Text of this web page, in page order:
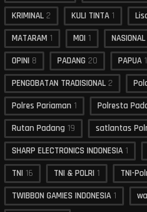
KRIMINAL 2 KULI TINTA 1
MATARAM 1 MOI 1 NASIONAL
OPINI 8 PADANG 20 PAPUA 1
PENGOBATAN TRADISIONAL 2
Polres Pariaman 1 Polresta
Rutan Padang 19 satlantas
SHARP ELECTRONICS INDONESIA 1
TNI 16 TNI & POLRI 1 TNI-
TWIBBON GAMIES INDONESIA 1